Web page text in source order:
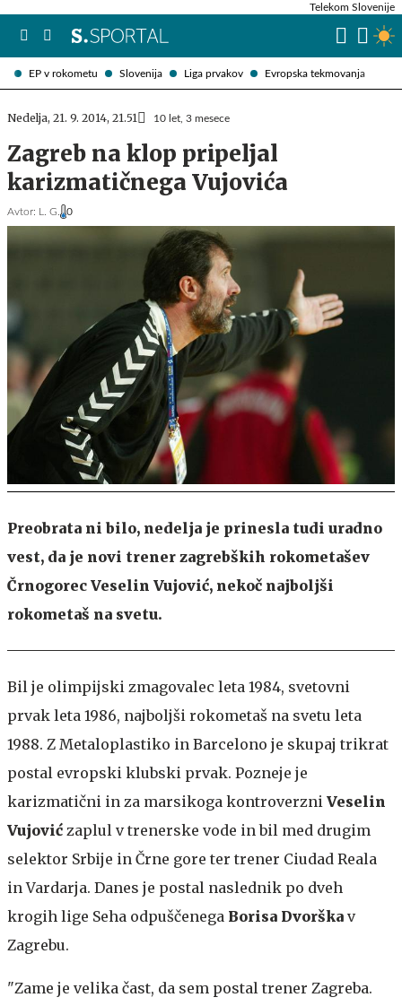
EP v rokometu Slovenija Liga prvakov Evropska tekmovanja
Telekom Slovenije
Nedelja, 21. 9. 2014, 21.51 10 let, 3 mesece
Zagreb na klop pripeljal
karizmatičnega Vujovića
Avtor: L. G. 0
Preobrata ni bilo, nedelja je prinesla tudi uradno
vest, da je novi trener zagrebških rokometašev
Črnogorec Veselin Vujović, nekoč najboljši
rokometaš na svetu.
Bil je olimpijski zmagovalec leta 1984, svetovni
prvak leta 1986, najboljši rokometaš na svetu leta
1988. Z Metaloplastiko in Barcelono je skupaj trikrat
postal evropski klubski prvak. Pozneje je
karizmatični in za marsikoga kontroverzni Veselin
Vujović zaplul v trenerske vode in bil med drugim
selektor Srbije in Črne gore ter trener Ciudad Reala
in Vardarja. Danes je postal naslednik po dveh
krogih lige Seha odpuščenega Borisa Dvorška v
Zagrebu.
"Zame je velika čast, da sem postal trener Zagreba.